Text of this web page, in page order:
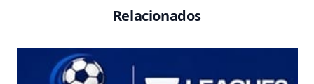
Relacionados